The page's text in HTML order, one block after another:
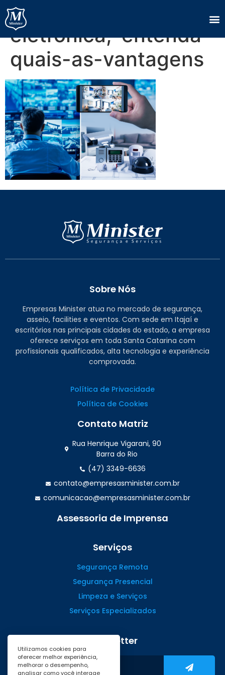
CFTV-e-seguranca-
eletronica,-entenda-
quais-as-vantagens
Sobre Nós
Empresas Minister atua no mercado de segurança,
asseio, facilities e eventos. Com sede em Itajaí e
escritórios nas principais cidades do estado, a empresa
oferece serviços em toda Santa Catarina com
profissionais qualificados, alta tecnologia e experiência
comprovada.
Política de Privacidade
Política de Cookies
Contato Matriz
Rua Henrique Vigarani, 90
Barra do Rio
(47) 3349-6636
contato@empresasminister.com.br
comunicacao@empresasminister.com.br
(47) 99988.4642
Assessoria de Imprensa
Serviços
Segurança Remota
Segurança Presencial
Limpeza e Serviços
Serviços Especializados
Newsletter
Utilizamos cookies para
oferecer melhor experiência,
melhorar o desempenho,
analisar como você interage